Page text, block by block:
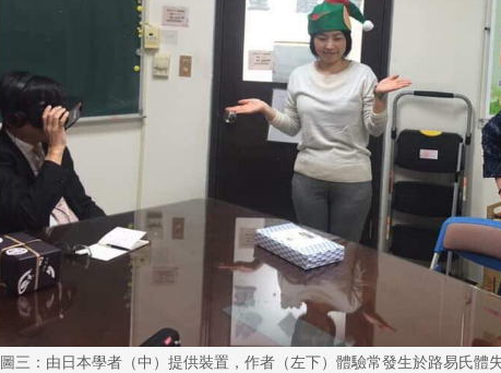
圖三：由日本學者（中）提供裝置，作者（左下）體驗常發生於路易氏體